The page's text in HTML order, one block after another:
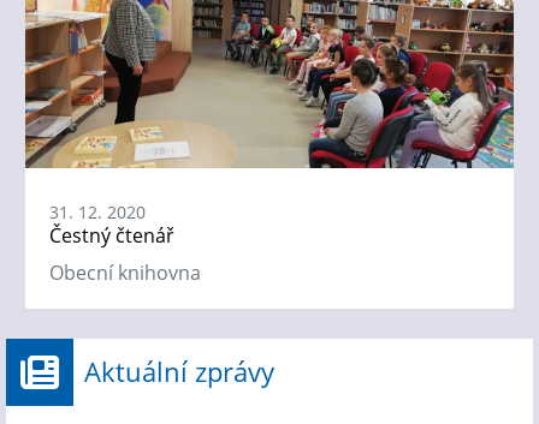
31. 12. 2020
Čestný čtenář
Obecní knihovna
Aktuální zprávy